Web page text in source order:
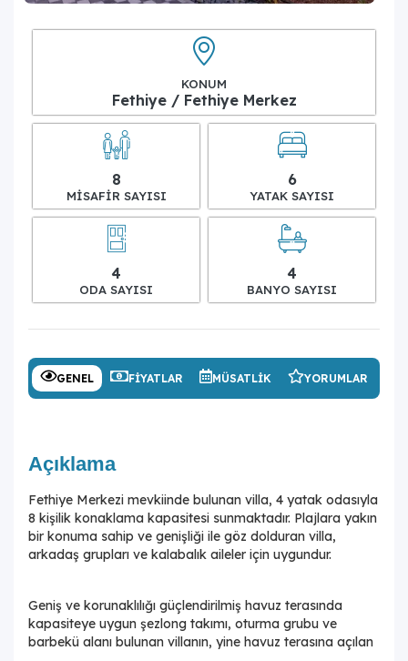
KONUM
Fethiye / Fethiye Merkez
8
MISAFIR SAYISI
6
YATAK SAYISI
4
ODA SAYISI
4
BANYO SAYISI
GENEL FIYATLAR MÜSATLIK YORUMLAR
Açıklama
Fethiye Merkezi mevkiinde bulunan villa, 4 yatak odasıyla
8 kişilik konaklama kapasitesi sunmaktadır. Plajlara yakın
bir konuma sahip ve genişliği ile göz dolduran villa,
arkadaş grupları ve kalabalık aileler için uygundur.
Geniş ve korunaklılığı güçlendirilmiş havuz terasında
kapasiteye uygun şezlong takımı, oturma grubu ve
barbekü alanı bulunan villanın, yine havuz terasına açılan